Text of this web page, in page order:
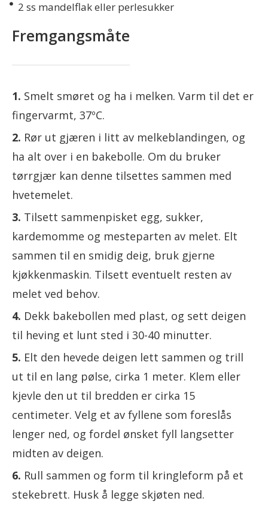
2 ss mandelflak eller perlesukker
Fremgangsmåte
Smelt smøret og ha i melken. Varm til det er
fingervarmt, 37ºC.
Rør ut gjæren i litt av melkeblandingen, og
ha alt over i en bakebolle. Om du bruker
tørrgjær kan denne tilsettes sammen med
hvetemelet.
Tilsett sammenpisket egg, sukker,
kardemomme og mesteparten av melet. Elt
sammen til en smidig deig, bruk gjerne
kjøkkenmaskin. Tilsett eventuelt resten av
melet ved behov.
Dekk bakebollen med plast, og sett deigen
til heving et lunt sted i 30-40 minutter.
Elt den hevede deigen lett sammen og trill
ut til en lang pølse, cirka 1 meter. Klem eller
kjevle den ut til bredden er cirka 15
centimeter. Velg et av fyllene som foreslås
lenger ned, og fordel ønsket fyll langsetter
midten av deigen.
Rull sammen og form til kringleform på et
stekebrett. Husk å legge skjøten ned.